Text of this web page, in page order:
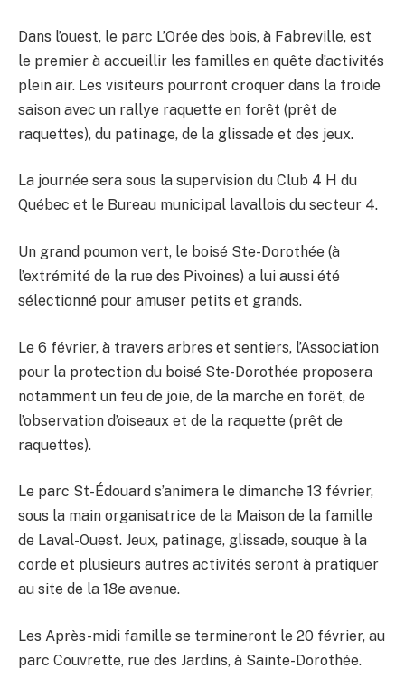
Dans l’ouest, le parc L’Orée des bois, à Fabreville, est
le premier à accueillir les familles en quête d’activités
plein air. Les visiteurs pourront croquer dans la froide
saison avec un rallye raquette en forêt (prêt de
raquettes), du patinage, de la glissade et des jeux.
La journée sera sous la supervision du Club 4 H du
Québec et le Bureau municipal lavallois du secteur 4.
Un grand poumon vert, le boisé Ste-Dorothée (à
l’extrémité de la rue des Pivoines) a lui aussi été
sélectionné pour amuser petits et grands.
Le 6 février, à travers arbres et sentiers, l’Association
pour la protection du boisé Ste-Dorothée proposera
notamment un feu de joie, de la marche en forêt, de
l’observation d’oiseaux et de la raquette (prêt de
raquettes).
Le parc St-Édouard s’animera le dimanche 13 février,
sous la main organisatrice de la Maison de la famille
de Laval-Ouest. Jeux, patinage, glissade, souque à la
corde et plusieurs autres activités seront à pratiquer
au site de la 18e avenue.
Les Après-midi famille se termineront le 20 février, au
parc Couvrette, rue des Jardins, à Sainte-Dorothée.